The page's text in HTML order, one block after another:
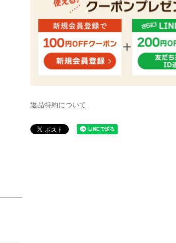
返品特約について